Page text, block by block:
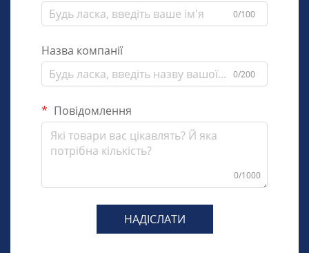
0/100
Назва компанії
0/200
Повідомлення
0/1000
НАДІСЛАТИ